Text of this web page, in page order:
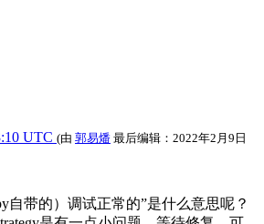
UTC (由 郭易燔 最后编辑： 2022年2月9日
自带的）调试正常的”是什么意思呢？